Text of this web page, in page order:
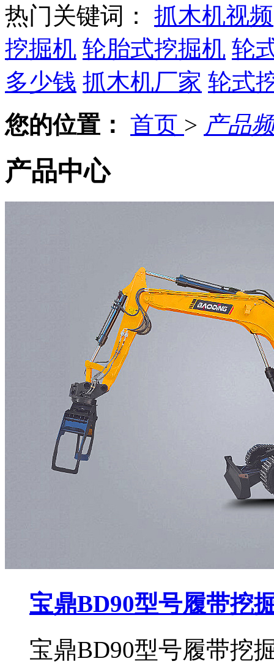
热门关键词： 抓木机视频
挖掘机 轮胎式挖掘机 轮
多少钱 抓木机厂家 轮式
您的位置： 首页 > 产品
产品中心
宝鼎BD90型号履带挖
宝鼎BD90型号履带挖